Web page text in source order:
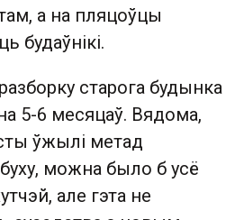
а на пляцоўцы
будаўнікі.
старога будынка
5-6 месяцаў. Вядома,
ўжылі метад
можна было б усё
але гэта не